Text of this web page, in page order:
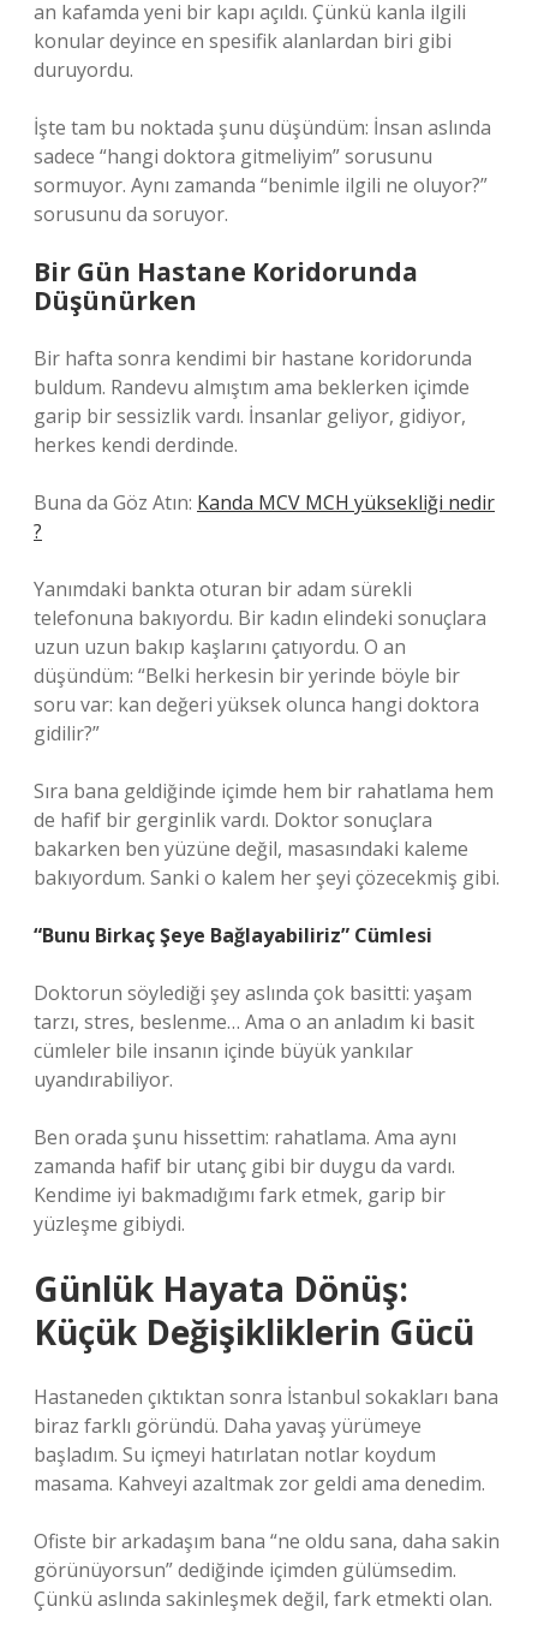
an kafamda yeni bir kapı açıldı. Çünkü kanla ilgili
konular deyince en spesifik alanlardan biri gibi
duruyordu.
İşte tam bu noktada şunu düşündüm: İnsan aslında
sadece “hangi doktora gitmeliyim” sorusunu
sormuyor. Aynı zamanda “benimle ilgili ne oluyor?”
sorusunu da soruyor.
Bir Gün Hastane Koridorunda
Düşünürken
Bir hafta sonra kendimi bir hastane koridorunda
buldum. Randevu almıştım ama beklerken içimde
garip bir sessizlik vardı. İnsanlar geliyor, gidiyor,
herkes kendi derdinde.
Buna da Göz Atın: Kanda MCV MCH yüksekliği nedir
?
Yanımdaki bankta oturan bir adam sürekli
telefonuna bakıyordu. Bir kadın elindeki sonuçlara
uzun uzun bakıp kaşlarını çatıyordu. O an
düşündüm: “Belki herkesin bir yerinde böyle bir
soru var: kan değeri yüksek olunca hangi doktora
gidilir?”
Sıra bana geldiğinde içimde hem bir rahatlama hem
de hafif bir gerginlik vardı. Doktor sonuçlara
bakarken ben yüzüne değil, masasındaki kaleme
bakıyordum. Sanki o kalem her şeyi çözecekmiş gibi.
“Bunu Birkaç Şeye Bağlayabiliriz” Cümlesi
Doktorun söylediği şey aslında çok basitti: yaşam
tarzı, stres, beslenme… Ama o an anladım ki basit
cümleler bile insanın içinde büyük yankılar
uyandırabiliyor.
Ben orada şunu hissettim: rahatlama. Ama aynı
zamanda hafif bir utanç gibi bir duygu da vardı.
Kendime iyi bakmadığımı fark etmek, garip bir
yüzleşme gibiydi.
Günlük Hayata Dönüş:
Küçük Değişikliklerin Gücü
Hastaneden çıktıktan sonra İstanbul sokakları bana
biraz farklı göründü. Daha yavaş yürümeye
başladım. Su içmeyi hatırlatan notlar koydum
masama. Kahveyi azaltmak zor geldi ama denedim.
Ofiste bir arkadaşım bana “ne oldu sana, daha sakin
görünüyorsun” dediğinde içimden gülümsedim.
Çünkü aslında sakinleşmek değil, fark etmekti olan.